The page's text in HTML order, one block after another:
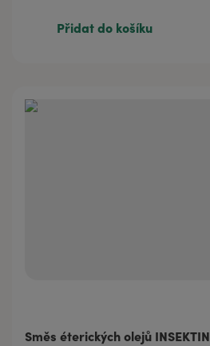
214 Kč 252 Kč
20 ml
Přidat do košíku
Směs éterických olejů INSEKTIN